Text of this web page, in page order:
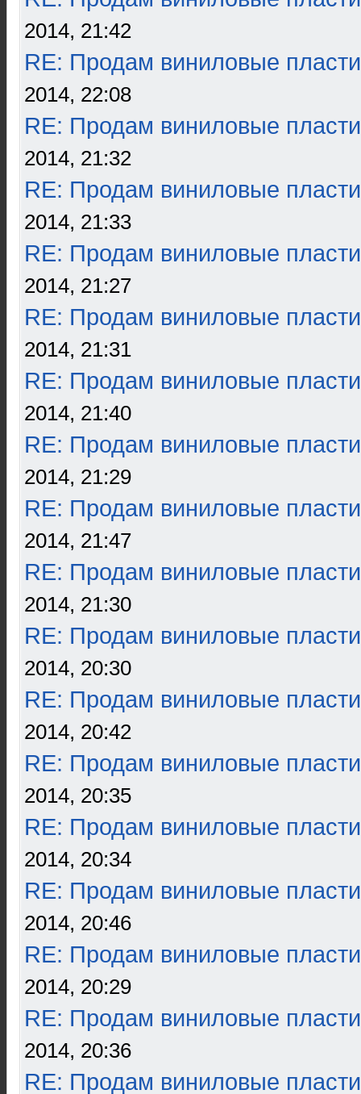
2014, 21:42
RE: Продам виниловые
2014, 22:08
RE: Продам виниловые
2014, 21:32
RE: Продам виниловые
2014, 21:33
RE: Продам виниловые
2014, 21:27
RE: Продам виниловые
2014, 21:31
RE: Продам виниловые
2014, 21:40
RE: Продам виниловые
2014, 21:29
RE: Продам виниловые
2014, 21:47
RE: Продам виниловые
2014, 21:30
RE: Продам виниловые
2014, 20:30
RE: Продам виниловые
2014, 20:42
RE: Продам виниловые
2014, 20:35
RE: Продам виниловые
2014, 20:34
RE: Продам виниловые
2014, 20:46
RE: Продам виниловые
2014, 20:29
RE: Продам виниловые
2014, 20:36
RE: Продам виниловые